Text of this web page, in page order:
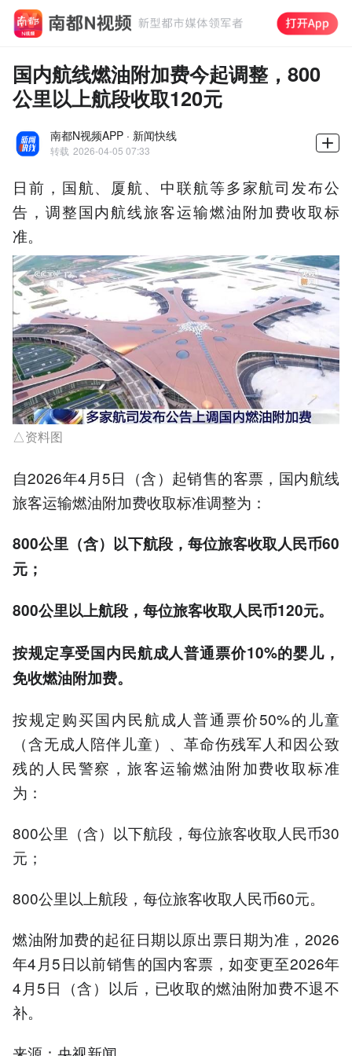
国内航线燃油附加费今起调整，800
公里以上航段收取120元
南都N视频APP · 新闻快线
转载 2026-04-05 07:33
日前，国航、厦航、中联航等多家航司发布公
告，调整国内航线旅客运输燃油附加费收取标
准。
△资料图
自2026年4月5日（含）起销售的客票，国内航线
旅客运输燃油附加费收取标准调整为：
800公里（含）以下航段，每位旅客收取人民币60
元；
800公里以上航段，每位旅客收取人民币120元。
按规定享受国内民航成人普通票价10%的婴儿，
免收燃油附加费。
按规定购买国内民航成人普通票价50%的儿童
（含无成人陪伴儿童）、革命伤残军人和因公致
残的人民警察，旅客运输燃油附加费收取标准
为：
800公里（含）以下航段，每位旅客收取人民币30
元；
800公里以上航段，每位旅客收取人民币60元。
燃油附加费的起征日期以原出票日期为准，2026
年4月5日以前销售的国内客票，如变更至2026年
4月5日（含）以后，已收取的燃油附加费不退不
补。